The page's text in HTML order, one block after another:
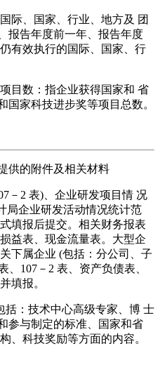
际、国家、行业、地方及 团
报告年度前一年、报告年度
有效执行的国际、国家、行
目数：指企业获得国家和 省
国家科技进步奖等项目总数。
供的附件及相关材料
－2 表)、企业研发项目情 况
局企业研发活动情况统计范
填报后提交。相关财务报表
益表、现金流量表。大型企
下属企业 (包括：分公司、子
、107－2 表、资产负债表、
填报。
括：技术中心高级专家、博 士
参与制定的标准、国家和省
、科技奖励等方面的内容。